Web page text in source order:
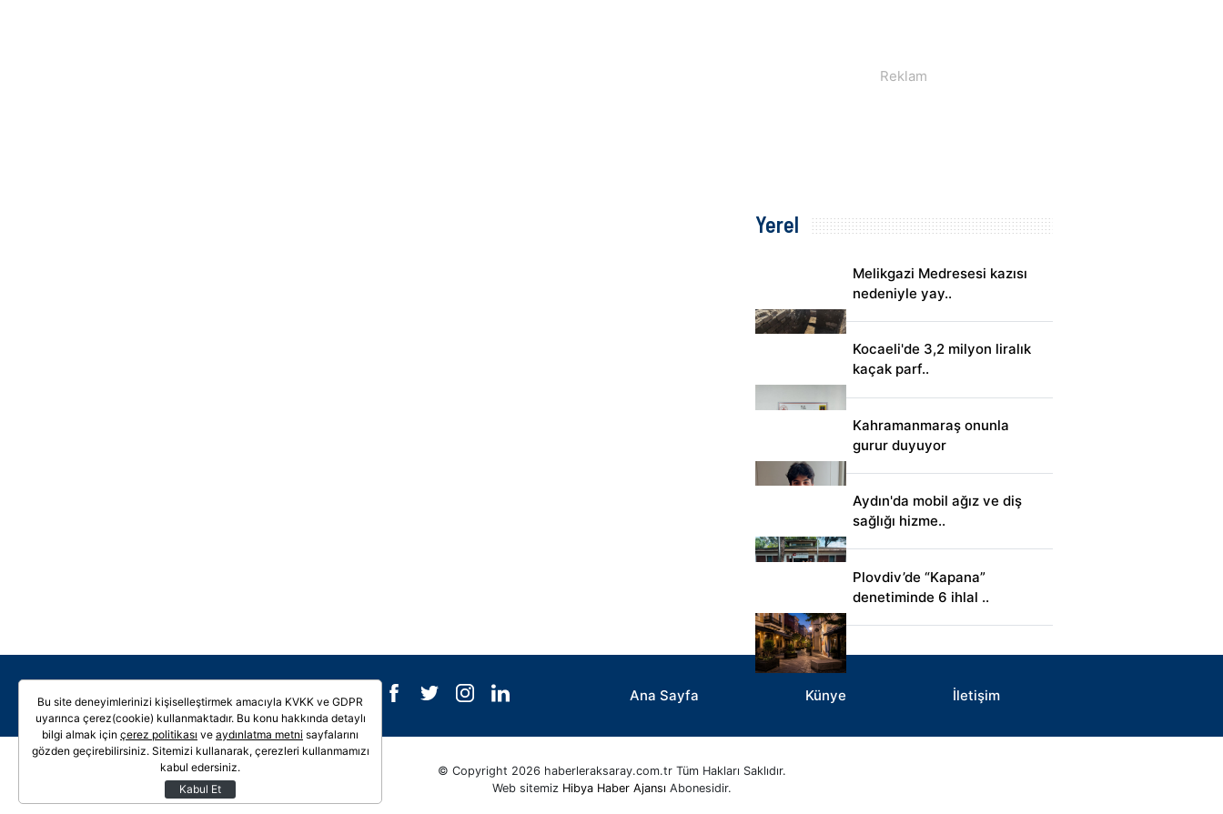
Yerel
Melikgazi Medresesi kazısı
nedeniyle yay..
Kocaeli'de 3,2 milyon liralık
kaçak parf..
Kahramanmaraş onunla
gurur duyuyor
Aydın'da mobil ağız ve diş
sağlığı hizme..
Plovdiv’de “Kapana”
denetiminde 6 ihlal ..
Galeri Video Ana Sayfa Künye İletişim
© Copyright 2026 haberleraksaray.com.tr Tüm Hakları Saklıdır.
Web sitemiz Hibya Haber Ajansı Abonesidir.
Bu site deneyimlerinizi kişiselleştirmek amacıyla KVKK ve GDPR
uyarınca çerez(cookie) kullanmaktadır. Bu konu hakkında detaylı
bilgi almak için çerez politikası ve aydınlatma metni sayfalarını
gözden geçirebilirsiniz. Sitemizi kullanarak, çerezleri kullanmamızı
kabul edersiniz.
Kabul Et